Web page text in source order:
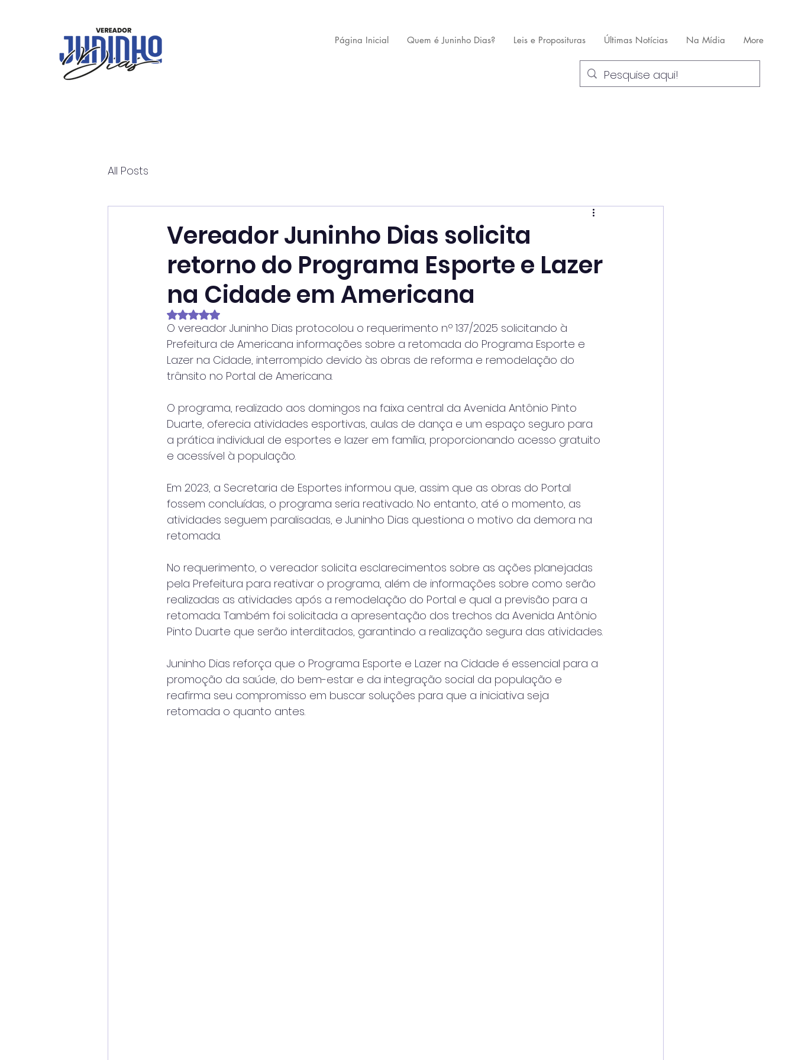
Página Inicial Quem é Juninho Dias? Leis e Proposituras Últimas Notícias Na Mídia More
All Posts
Vereador Juninho Dias solicita
retorno do Programa Esporte e Lazer
na Cidade em Americana
Avaliado com NaN de 5 estrelas.
O vereador Juninho Dias protocolou o requerimento nº 137/2025 solicitando à
Prefeitura de Americana informações sobre a retomada do Programa Esporte e
Lazer na Cidade, interrompido devido às obras de reforma e remodelação do
trânsito no Portal de Americana.
O programa, realizado aos domingos na faixa central da Avenida Antônio Pinto
Duarte, oferecia atividades esportivas, aulas de dança e um espaço seguro para
a prática individual de esportes e lazer em família, proporcionando acesso gratuito
e acessível à população.
Em 2023, a Secretaria de Esportes informou que, assim que as obras do Portal
fossem concluídas, o programa seria reativado. No entanto, até o momento, as
atividades seguem paralisadas, e Juninho Dias questiona o motivo da demora na
retomada.
No requerimento, o vereador solicita esclarecimentos sobre as ações planejadas
pela Prefeitura para reativar o programa, além de informações sobre como serão
realizadas as atividades após a remodelação do Portal e qual a previsão para a
retomada. Também foi solicitada a apresentação dos trechos da Avenida Antônio
Pinto Duarte que serão interditados, garantindo a realização segura das atividades.
Juninho Dias reforça que o Programa Esporte e Lazer na Cidade é essencial para a
promoção da saúde, do bem-estar e da integração social da população e
reafirma seu compromisso em buscar soluções para que a iniciativa seja
retomada o quanto antes.